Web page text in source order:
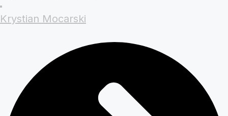
Krystian Mocarski